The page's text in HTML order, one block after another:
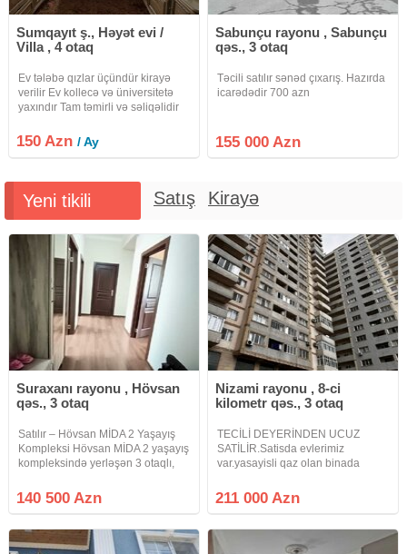
Sumqayıt ş., Həyət evi /
Villa , 4 otaq
Ev tələbə qızlar üçündür kirayə
verilir Ev kollecə və üniversitetə
yaxındır Tam təmirli və səliqəlidir
150 Azn/ Ay
Sabunçu rayonu , Sabunçu
qəs., 3 otaq
Təcili satılır sənəd çıxarış. Hazırda
icarədədir 700 azn
155 000 Azn
Yeni tikili Satış Kirayə
Suraxanı rayonu , Hövsan
qəs., 3 otaq
Satılır – Hövsan MİDA 2 Yaşayış
Kompleksi Hövsan MİDA 2 yaşayış
kompleksində yerləşən 3 otaqlı,
kv.m 3 otaq Təmirli Mərtəbə:2 Lift
işləkdir Qaz, su, işıq daimidir
140 500 Azn
Nizami rayonu , 8-ci
kilometr qəs., 3 otaq
TECİLİ DEYERİNDEN UCUZ
SATİLİR.Satisda evlerimiz
var.yasayisli qaz olan binada
qeseng layihesi olan 2 balqonu 2
sanitar qovsagi olan qanuni 3
211 000 Azn